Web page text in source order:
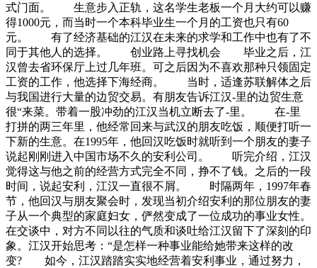
式门面。 生意步入正轨，这名学生老板一个月大约可以赚
得1000元，而当时一个本科毕业生一个月的工资也只有60
元。 有了经济基础的江汉在未来的求学和工作中也有了不
同于其他人的选择。 创业路上寻找机会 毕业之后，江
汉曾去省环保厅上过几年班。可之后因为不喜欢那种只领固定
工资的工作，他选择下海经商。 当时，适逢苏联解体之后
与我国进行大量的边贸交易。有朋友告诉江汉-里的边贸生意
很“来菜。带着一股冲劲的江汉当机立断去了-里。 在-里
打拼的两三年里，他经常回来与武汉的朋友吃饭，顺便打听一
下新的生意。在1995年，他回汉吃饭时就听到一个朋友的妻子
说起刚刚进入中国市场不久的安利公司。 听完介绍，江汉
觉得这与他之前的经营方式完全不同，挣不了钱。之后的一段
时间，说起安利，江汉一直很不屑。 时隔两年，1997年春
节，他回汉与朋友聚会时，发现当初介绍安利的那位朋友的妻
子从一个典型的家庭妇女，俨然变成了一位成功的事业女性。
在交谈中，对方不同以往的气质和谈吐给江汉留下了深刻的印
象。江汉开始思考：“是怎样一种事业能给她带来这样的改
变? 如今，江汉踏踏实实地经营着安利事业，通过努力，